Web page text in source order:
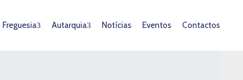
Freguesia Autarquia Notícias Eventos Contactos